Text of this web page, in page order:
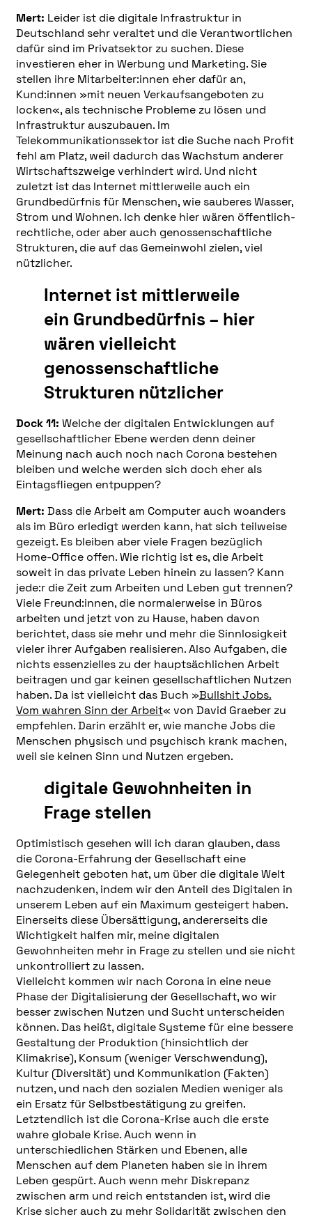
Mert: Leider ist die digitale Infrastruktur in
Deutschland sehr veraltet und die Verantwortlichen
dafür sind im Privatsektor zu suchen. Diese
investieren eher in Werbung und Marketing. Sie
stellen ihre Mitarbeiter:innen eher dafür an,
Kund:innen »mit neuen Verkaufsangeboten zu
locken«, als technische Probleme zu lösen und
Infrastruktur auszubauen. Im
Telekommunikationssektor ist die Suche nach Profit
fehl am Platz, weil dadurch das Wachstum anderer
Wirtschaftszweige verhindert wird. Und nicht
zuletzt ist das Internet mittlerweile auch ein
Grundbedürfnis für Menschen, wie sauberes Wasser,
Strom und Wohnen. Ich denke hier wären öffentlich-
rechtliche, oder aber auch genossenschaftliche
Strukturen, die auf das Gemeinwohl zielen, viel
nützlicher.
Internet ist mittlerweile
ein Grundbedürfnis – hier
wären vielleicht
genossenschaftliche
Strukturen nützlicher
Dock 11: Welche der digitalen Entwicklungen auf
gesellschaftlicher Ebene werden denn deiner
Meinung nach auch noch nach Corona bestehen
bleiben und welche werden sich doch eher als
Eintagsfliegen entpuppen?
Mert: Dass die Arbeit am Computer auch woanders
als im Büro erledigt werden kann, hat sich teilweise
gezeigt. Es bleiben aber viele Fragen bezüglich
Home-Office offen. Wie richtig ist es, die Arbeit
soweit in das private Leben hinein zu lassen? Kann
jede:r die Zeit zum Arbeiten und Leben gut trennen?
Viele Freund:innen, die normalerweise in Büros
arbeiten und jetzt von zu Hause, haben davon
berichtet, dass sie mehr und mehr die Sinnlosigkeit
vieler ihrer Aufgaben realisieren. Also Aufgaben, die
nichts essenzielles zu der hauptsächlichen Arbeit
beitragen und gar keinen gesellschaftlichen Nutzen
haben. Da ist vielleicht das Buch »Bullshit Jobs.
Vom wahren Sinn der Arbeit« von David Graeber zu
empfehlen. Darin erzählt er, wie manche Jobs die
Menschen physisch und psychisch krank machen,
weil sie keinen Sinn und Nutzen ergeben.
digitale Gewohnheiten in
Frage stellen
Optimistisch gesehen will ich daran glauben, dass
die Corona-Erfahrung der Gesellschaft eine
Gelegenheit geboten hat, um über die digitale Welt
nachzudenken, indem wir den Anteil des Digitalen in
unserem Leben auf ein Maximum gesteigert haben.
Einerseits diese Übersättigung, andererseits die
Wichtigkeit halfen mir, meine digitalen
Gewohnheiten mehr in Frage zu stellen und sie nicht
unkontrolliert zu lassen.
Vielleicht kommen wir nach Corona in eine neue
Phase der Digitalisierung der Gesellschaft, wo wir
besser zwischen Nutzen und Sucht unterscheiden
können. Das heißt, digitale Systeme für eine bessere
Gestaltung der Produktion (hinsichtlich der
Klimakrise), Konsum (weniger Verschwendung),
Kultur (Diversität) und Kommunikation (Fakten)
nutzen, und nach den sozialen Medien weniger als
ein Ersatz für Selbstbestätigung zu greifen.
Letztendlich ist die Corona-Krise auch die erste
wahre globale Krise. Auch wenn in
unterschiedlichen Stärken und Ebenen, alle
Menschen auf dem Planeten haben sie in ihrem
Leben gespürt. Auch wenn mehr Diskrepanz
zwischen arm und reich entstanden ist, wird die
Krise sicher auch zu mehr Solidarität zwischen den